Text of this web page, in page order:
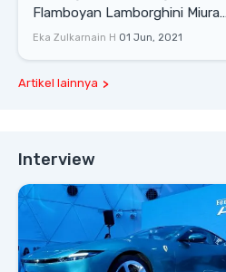
Flamboyan Lamborghini Miura
P400 S
Eka Zulkarnain H 01 Jun, 2021
Artikel lainnya
Interview